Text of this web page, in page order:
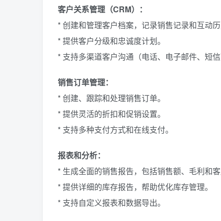
客户关系管理（CRM）：
* 创建和管理客户档案，记录销售记录和互动历
* 提供客户分级和忠诚度计划。
* 支持多渠道客户沟通（电话、电子邮件、短信
销售订单管理：
* 创建、跟踪和处理销售订单。
* 提供灵活的折扣和促销设置。
* 支持多种支付方式和在线支付。
报表和分析：
* 生成全面的销售报告，包括销售额、毛利和客
* 提供详细的库存报告，帮助优化库存管理。
* 支持自定义报表和数据导出。